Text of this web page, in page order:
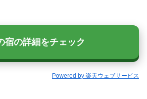
宿の詳細をチェック
Powered by 楽天ウェブサービス